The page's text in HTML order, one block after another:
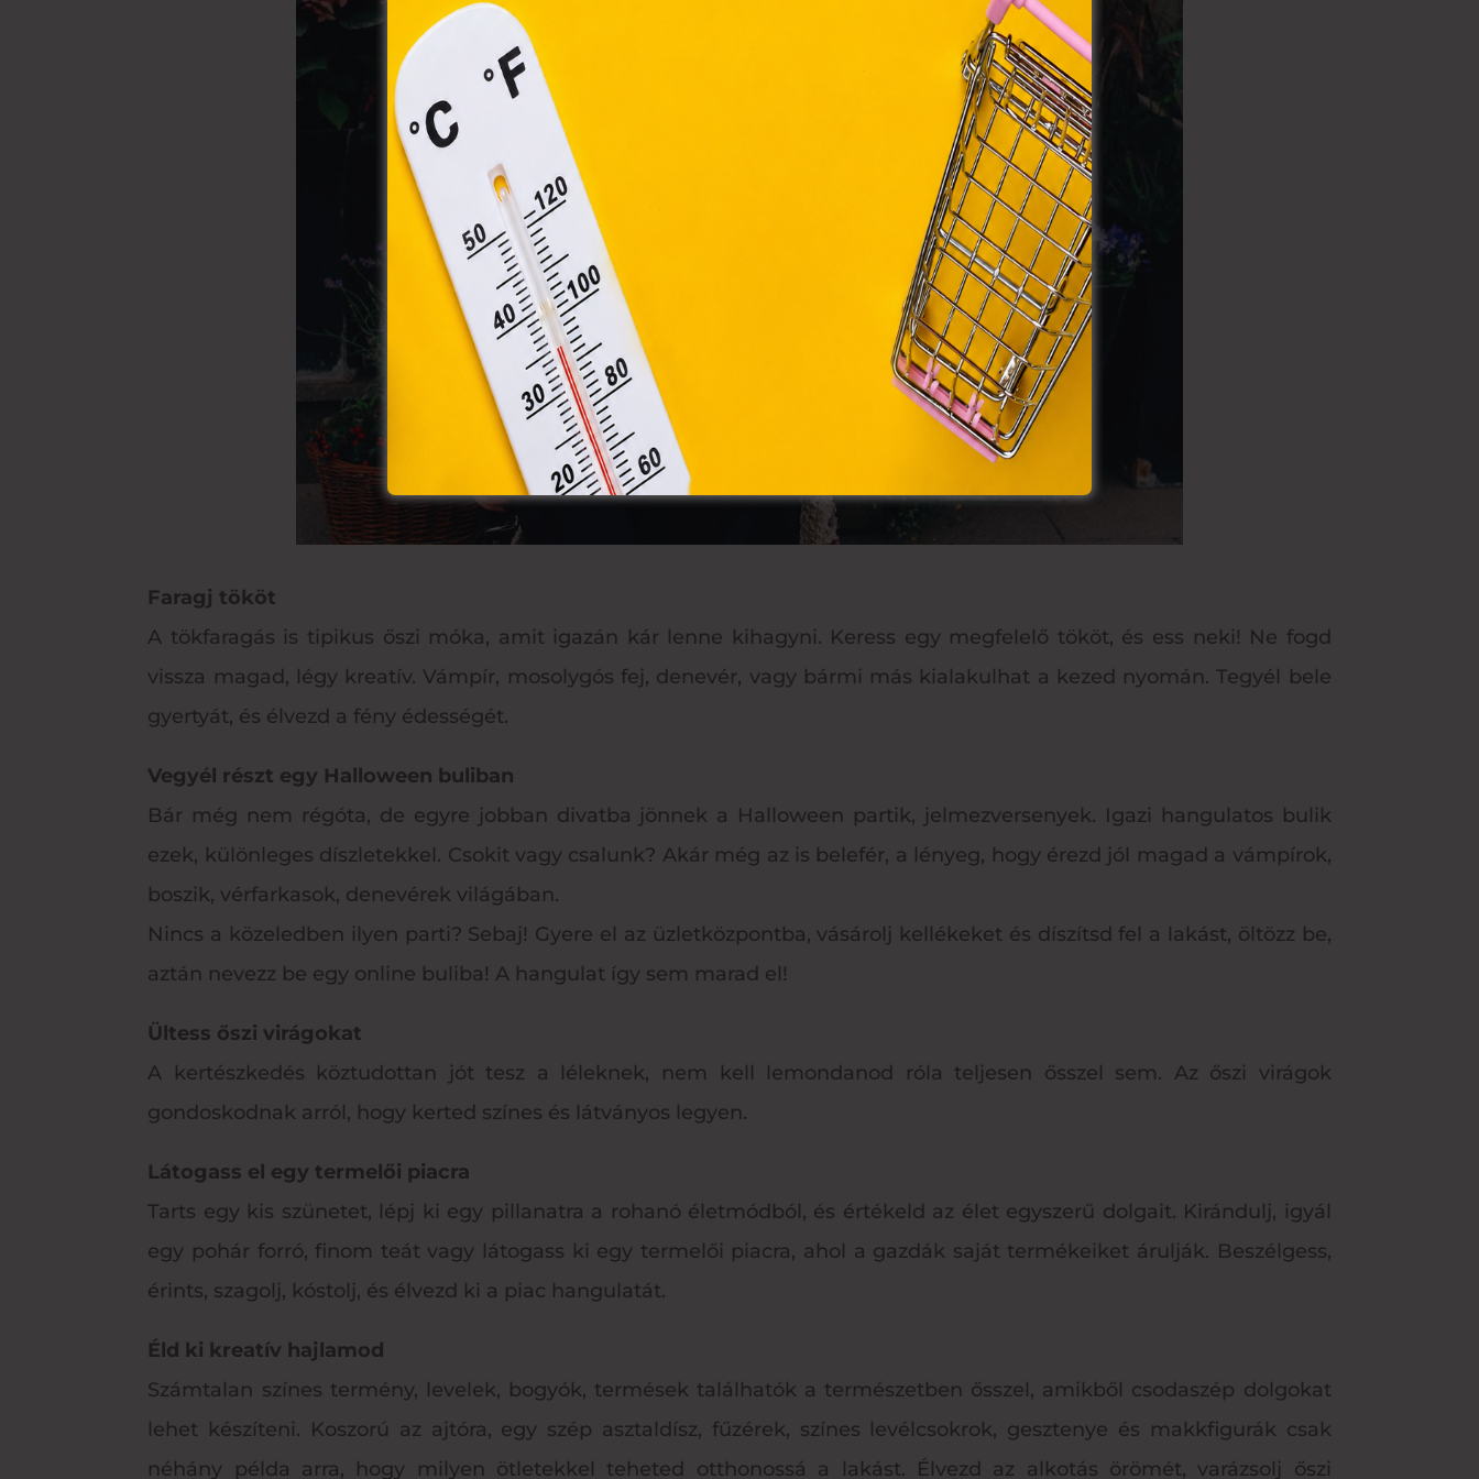
Faragj tököt
A tökfaragás is tipikus őszi móka, amit igazán kár lenne kihagyni. Keress egy megfelelő tököt, és ess neki! Ne fogd
vissza magad, légy kreatív. Vámpír, mosolygós fej, denevér, vagy bármi más kialakulhat a kezed nyomán. Tegyél bele
gyertyát, és élvezd a fény édességét.
Vegyél részt egy Halloween buliban
Bár még nem régóta, de egyre jobban divatba jönnek a Halloween partik, jelmezversenyek. Igazi hangulatos bulik
ezek, különleges díszletekkel. Csokit vagy csalunk? Akár még az is belefér, a lényeg, hogy érezd jól magad a vámpírok,
boszik, vérfarkasok, denevérek világában.
Nincs a közeledben ilyen parti? Sebaj! Gyere el az üzletközpontba, vásárolj kellékeket és díszítsd fel a lakást, öltözz be,
aztán nevezz be egy online buliba! A hangulat így sem marad el!
Ültess őszi virágokat
A kertészkedés köztudottan jót tesz a léleknek, nem kell lemondanod róla teljesen ősszel sem. Az őszi virágok
gondoskodnak arról, hogy kerted színes és látványos legyen.
Látogass el egy termelői piacra
Tarts egy kis szünetet, lépj ki egy pillanatra a rohanó életmódból, és értékeld az élet egyszerű dolgait. Kirándulj, igyál
egy pohár forró, finom teát vagy látogass ki egy termelői piacra, ahol a gazdák saját termékeiket árulják. Beszélgess,
érints, szagolj, kóstolj, és élvezd ki a piac hangulatát.
Éld ki kreatív hajlamod
Számtalan színes termény, levelek, bogyók, termések találhatók a természetben ősszel, amikből csodaszép dolgokat
lehet készíteni. Koszorú az ajtóra, egy szép asztaldísz, fűzérek, színes levélcsokrok, gesztenye és makkfigurák csak
néhány példa arra, hogy milyen ötletekkel teheted otthonossá a lakást. Élvezd az alkotás örömét, varázsolj őszi
valamint az Európai Unió előírásainak megfelelően használjuk. Azon
weblapoknak, melyek az Európai Unió országain belül működnek, a „sütik"
használatához, és ezeknek a felhasználó számítógépén vagy egyéb
eszközén történő tárolásához a felhasználók hozzájárulását kell kérniük.
Módosítom a beállításokat